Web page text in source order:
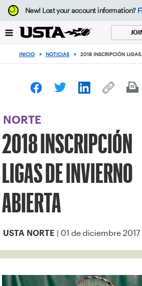
Enfoque
desde
botón
volver
principio
New!Lost your account information?
INICIO > NOTICIAS > 2018 INSCRIPCIÓN
NORTE
2018 INSCRIPCIÓN
LIGAS DE INVIERNO
ABIERTA
USTA NORTE | 01 de diciembre 2017